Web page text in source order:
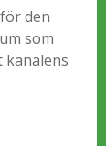
den
som
kanalens